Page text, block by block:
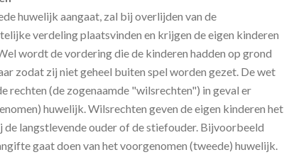
huwelijk aangaat, zal bij overlijden van de
verdeling plaatsvinden en krijgen de eigen kinderen
wordt de vordering die de kinderen hadden op grond
zodat zij niet geheel buiten spel worden gezet. De wet
rechten (de zogenaamde "wilsrechten") in geval er
huwelijk. Wilsrechten geven de eigen kinderen het
langstlevende ouder of de stiefouder. Bijvoorbeeld
gaat doen van het voorgenomen (tweede) huwelijk.